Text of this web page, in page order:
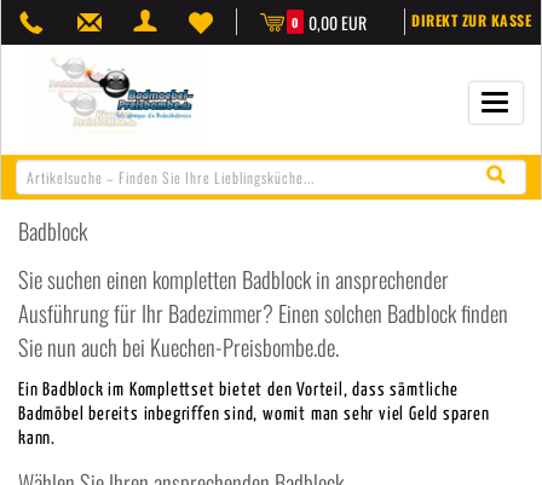
0,00 EUR
0 DIREKT ZUR KASSE
Badblock
Sie suchen einen kompletten Badblock in ansprechender
Ausführung für Ihr Badezimmer? Einen solchen Badblock finden
Sie nun auch bei Kuechen-Preisbombe.de.
Ein Badblock im Komplettset bietet den Vorteil, dass sämtliche
Badmöbel bereits inbegriffen sind, womit man sehr viel Geld sparen
kann.